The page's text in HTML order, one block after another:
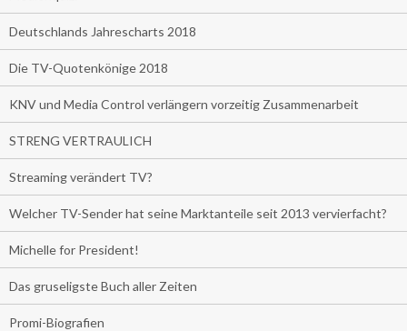
Deutschlands Jahrescharts 2018
Die TV-Quotenkönige 2018
KNV und Media Control verlängern vorzeitig Zusammenarbeit
STRENG VERTRAULICH
Streaming verändert TV?
Welcher TV-Sender hat seine Marktanteile seit 2013 vervierfacht?
Michelle for President!
Das gruseligste Buch aller Zeiten
Promi-Biografien